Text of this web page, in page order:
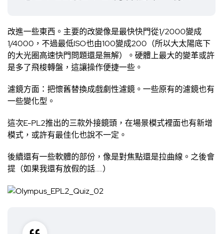
改進一些東西。主要的改變像是最快快門從1/2000變成
1/4000，不過最低ISO也由100變成200（所以大太陽底下
的大光圈高速快門問題還是無解）。硬體上最大的變革或許
是多了飛梭轉盤，這讓操作便捷一些。
濾鏡方面：把懷舊替換成戲劇性濾鏡。一些原有的濾鏡也有
一些變化型。
這次E-PL2推出的三款外接鏡頭，在場景模式裡面也有新增
模式，或許有最佳化也說不一定。
後續還有一些軟體的部份，像是對焦點還是拉曲線。之後會
提（如果我還有放假的話…..）